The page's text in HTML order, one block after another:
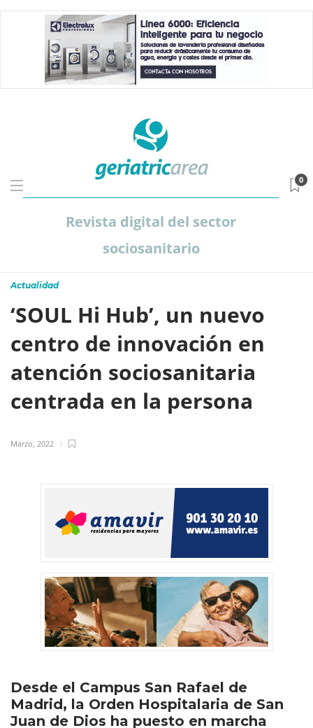
Revista digital del sector
sociosanitario
0
Actualidad
‘SOUL Hi Hub’, un nuevo
centro de innovación en
atención sociosanitaria
centrada en la persona
Marzo, 2022
Desde el Campus San Rafael de
Madrid, la Orden Hospitalaria de San
Juan de Dios ha puesto en marcha